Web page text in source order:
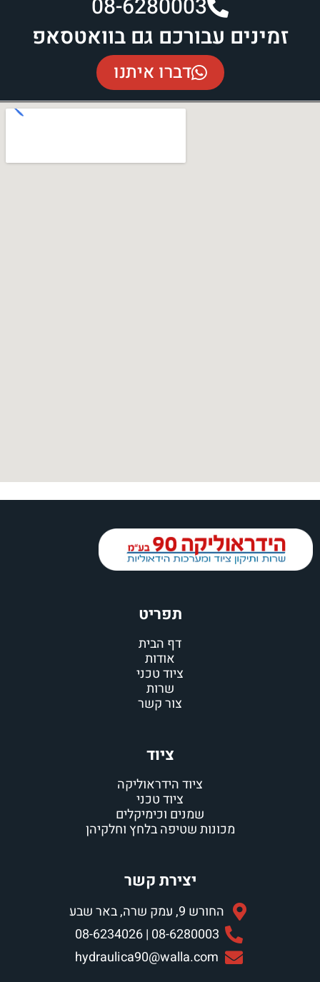
08-6280003​
זמינים עבורכם גם בוואטסאפ
דברו איתנו
תפריט
דף הבית
אודות
ציוד טכני
שרות
צור קשר
ציוד
ציוד הידראוליקה
ציוד טכני
שמנים וכימיקלים
מכונות שטיפה בלחץ וחלקיהן
יצירת קשר
החורש 9, עמק שרה, באר שבע
08-6280003 | 08-6234026
hydraulica90@walla.com